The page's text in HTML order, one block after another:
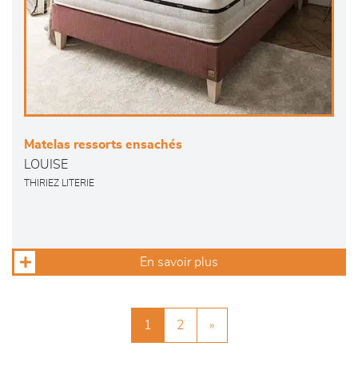
Matelas ressorts ensachés
LOUISE
THIRIEZ LITERIE
En savoir plus
1 2 »